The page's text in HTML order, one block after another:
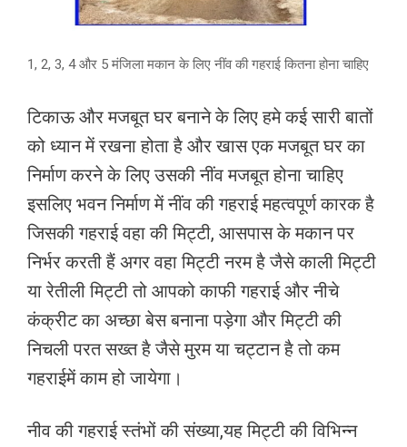
1, 2, 3, 4 और 5 मंजिला मकान के लिए नींव की गहराई कितना होना चाहिए
टिकाऊ और मजबूत घर बनाने के लिए हमे कई सारी बातों
को ध्यान में रखना होता है और खास एक मजबूत घर का
निर्माण करने के लिए उसकी नींव मजबूत होना चाहिए
इसलिए भवन निर्माण में नींव की गहराई महत्वपूर्ण कारक है
जिसकी गहराई वहा की मिट्टी, आसपास के मकान पर
निर्भर करती हैं अगर वहा मिट्टी नरम है जैसे काली मिट्टी
या रेतीली मिट्टी तो आपको काफी गहराई और नीचे
कंक्रीट का अच्छा बेस बनाना पड़ेगा और मिट्टी की
निचली परत सख्त है जैसे मुरम या चट्टान है तो कम
गहराईमें काम हो जायेगा।
नीव की गहराई स्तंभों की संख्या,यह मिट्टी की विभिन्न